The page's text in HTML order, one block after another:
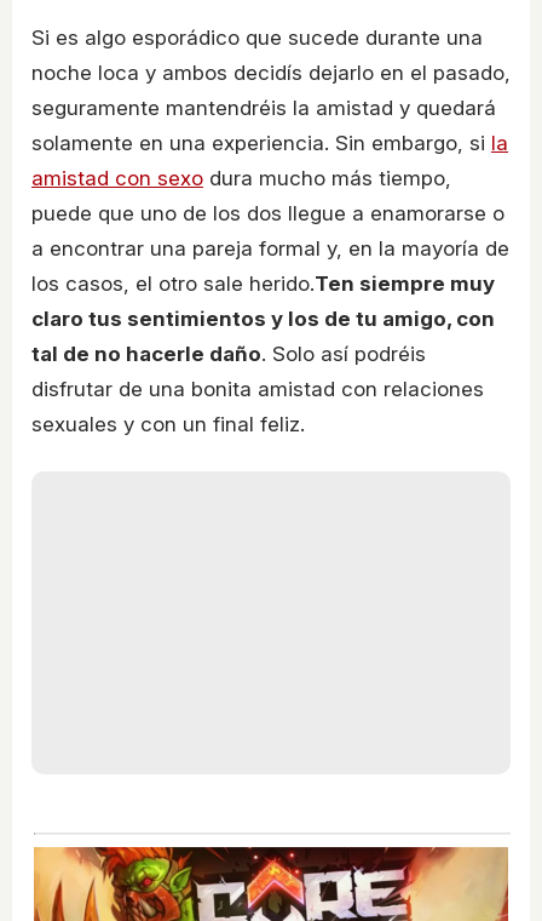
Si es algo esporádico que sucede durante una
noche loca y ambos decidís dejarlo en el pasado,
seguramente mantendréis la amistad y quedará
solamente en una experiencia. Sin embargo, si la
amistad con sexo dura mucho más tiempo,
puede que uno de los dos llegue a enamorarse o
a encontrar una pareja formal y, en la mayoría de
los casos, el otro sale herido.Ten siempre muy
claro tus sentimientos y los de tu amigo, con
tal de no hacerle daño. Solo así podréis
disfrutar de una bonita amistad con relaciones
sexuales y con un final feliz.